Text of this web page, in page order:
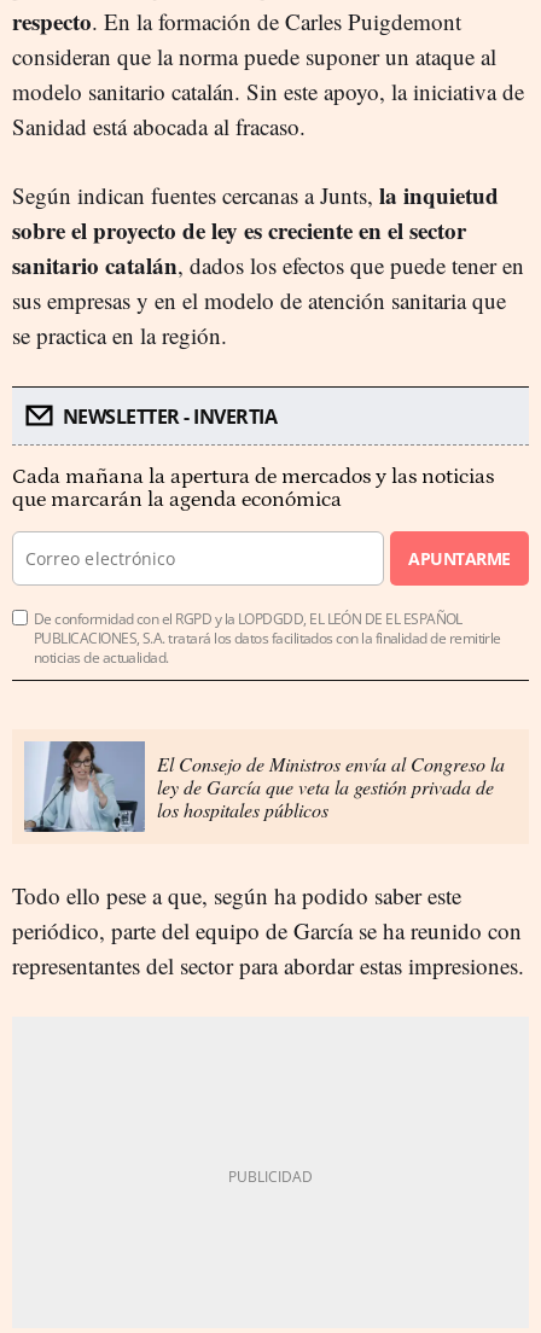
respecto. En la formación de Carles Puigdemont
consideran que la norma puede suponer un ataque al
modelo sanitario catalán. Sin este apoyo, la iniciativa de
Sanidad está abocada al fracaso.
Según indican fuentes cercanas a Junts, la inquietud
sobre el proyecto de ley es creciente en el sector
sanitario catalán, dados los efectos que puede tener en
sus empresas y en el modelo de atención sanitaria que
se practica en la región.
NEWSLETTER - INVERTIA
Cada mañana la apertura de mercados y las noticias
que marcarán la agenda económica
APUNTARME
De conformidad con el RGPD y la LOPDGDD, EL LEÓN DE EL ESPAÑOL
PUBLICACIONES, S.A. tratará los datos facilitados con la finalidad de remitirle
noticias de actualidad.
El Consejo de Ministros envía al Congreso la
ley de García que veta la gestión privada de
los hospitales públicos
Todo ello pese a que, según ha podido saber este
periódico, parte del equipo de García se ha reunido con
representantes del sector para abordar estas impresiones.